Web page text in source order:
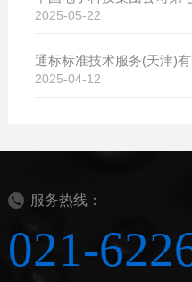
2025-05-22
2025-04-12
服务热线：
021-